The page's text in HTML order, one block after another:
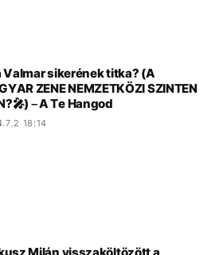
Valmar sikerének titka? (A
ZENE NEMZETKÖZI SZINTEN
– A Te Hangod
18:14